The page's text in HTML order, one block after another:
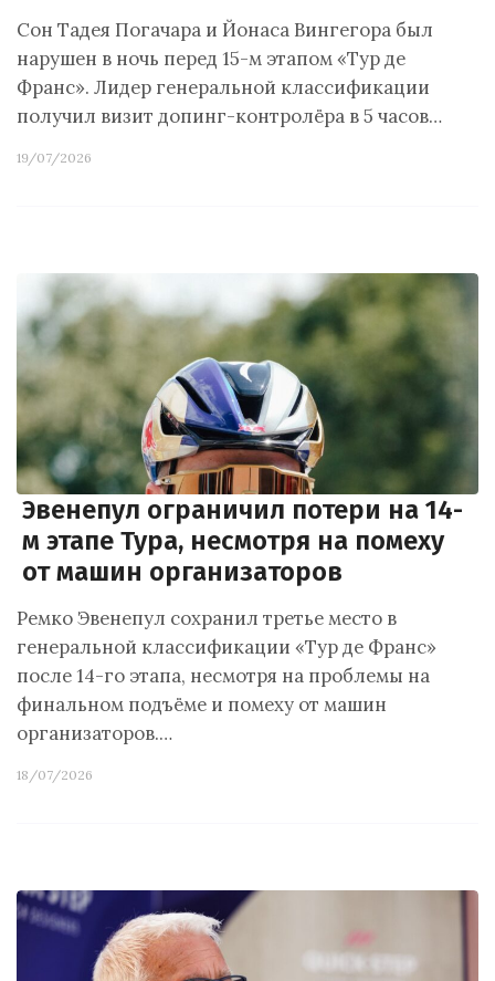
Сон Тадея Погачара и Йонаса Вингегора был
нарушен в ночь перед 15-м этапом «Тур де
Франс». Лидер генеральной классификации
получил визит допинг-контролёра в 5 часов…
19/07/2026
Эвенепул ограничил потери на 14-
м этапе Тура, несмотря на помеху
от машин организаторов
Ремко Эвенепул сохранил третье место в
генеральной классификации «Тур де Франс»
после 14-го этапа, несмотря на проблемы на
финальном подъёме и помеху от машин
организаторов.…
18/07/2026